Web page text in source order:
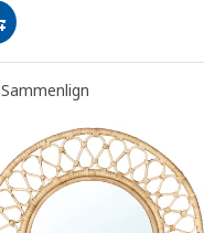
Sammenlign